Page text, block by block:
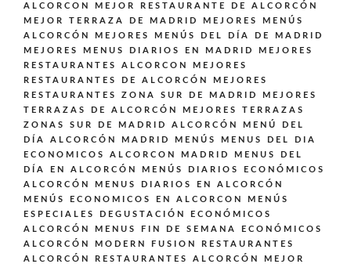
ALCORCON
MEJOR RESTAURANTE DE ALCORCÓN
MEJOR TERRAZA DE MADRID
MEJORES MENÚS
ALCORCÓN
MEJORES MENÚS DEL DÍA DE MADRID
MEJORES MENUS DIARIOS EN MADRID
MEJORES
RESTAURANTES ALCORCON
MEJORES
RESTAURANTES DE ALCORCÓN
MEJORES
RESTAURANTES ZONA SUR DE MADRID
MEJORES
TERRAZAS DE ALCORCÓN
MEJORES TERRAZAS
ZONAS SUR DE MADRID ALCORCÓN
MENÚ DEL
DÍA ALCORCÓN MADRID
MENÚS
MENUS DEL DIA
ECONOMICOS ALCORCON MADRID
MENUS DEL
DÍA EN ALCORCÓN
MENÚS DIARIOS ECONÓMICOS
ALCORCÓN
MENUS DIARIOS EN ALCORCÓN
MENÚS ECONOMICOS EN ALCORCON
MENÚS
ESPECIALES DEGUSTACIÓN ECONÓMICOS
ALCORCÓN
MENUS FIN DE SEMANA ECONÓMICOS
ALCORCÓN
MODERN FUSION
RESTAURANTES
ALCORCÓN
RESTAURANTES ALCORCÓN MEJOR